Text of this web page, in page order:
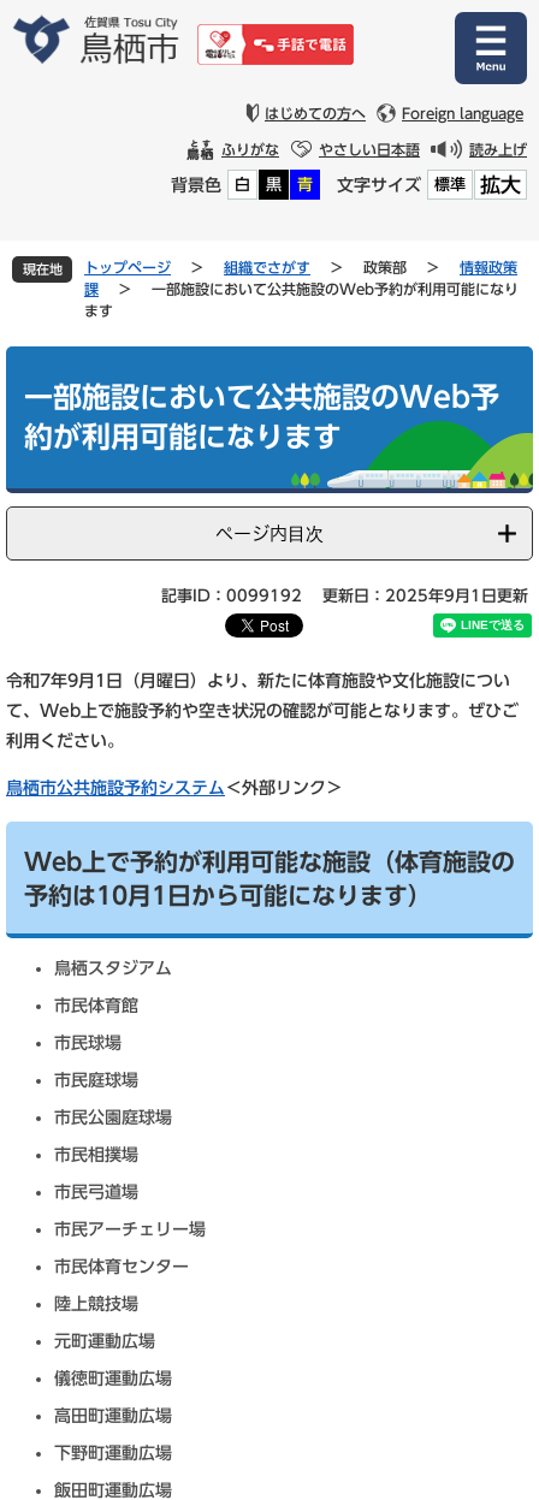
文
はじめての方へ Foreign language
ふりがな やさしい日本語 読み上げ
背景色 白 黒 青 文字サイズ 標準 拡大
現在地 トップページ > 組織でさがす > 政策部 >
情報政策
課
>
一部施設において公共施設のWeb予約が利用可能になり
ます
一部施設において公共施設のWeb予
約が利用可能になります
ページ内目次
記事ID：0099192 更新日：2025年9月1日更新
令和7年9月1日（月曜日）より、新たに体育施設や文化施設につい
て、Web上で施設予約や空き状況の確認が可能となります。ぜひご
利用ください。
鳥栖市公共施設予約システム ＜外部リンク＞
Web上で予約が利用可能な施設（体育施設の
予約は10月1日から可能になります）
鳥栖スタジアム
市民体育館
市民球場
市民庭球場
市民公園庭球場
市民相撲場
市民弓道場
市民アーチェリー場
市民体育センター
陸上競技場
元町運動広場
儀徳町運動広場
高田町運動広場
下野町運動広場
飯田町運動広場